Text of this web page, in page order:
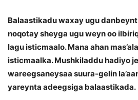
Balaastikadu waxay ugu
noqotay sheyga ugu weyn oo
lagu isticmaalo. Mana ahan
isticmaalka. Mushkiladdu hadiyo
wareegsaneysaa suura-gelin
yareynta adeegsiga balaastikada.